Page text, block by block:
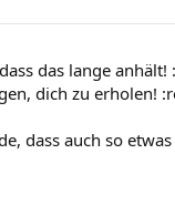
das lange anhält!
dich zu erholen!
dass auch so